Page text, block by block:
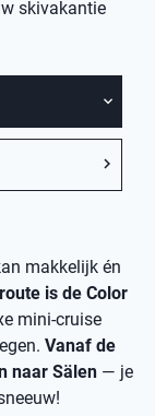
skivakantie
makkelijk én
is de Color
mini-cruise
Vanaf de
naar Sälen — je